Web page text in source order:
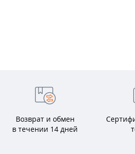
Возврат и обмен
в течении 14 дней